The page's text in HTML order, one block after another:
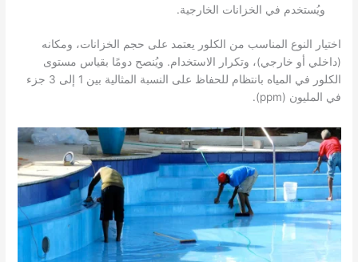
ويُستخدم في الخزانات الخارجية.
اختيار النوع المناسب من الكلور يعتمد على حجم الخزانات، ومكانه
(داخلي أو خارجي)، وتكرار الاستخدام. ويُنصح دومًا بقياس مستوى
الكلور في المياه بانتظام للحفاظ على النسبة المثالية بين 1 إلى 3 جزء
في المليون (ppm).